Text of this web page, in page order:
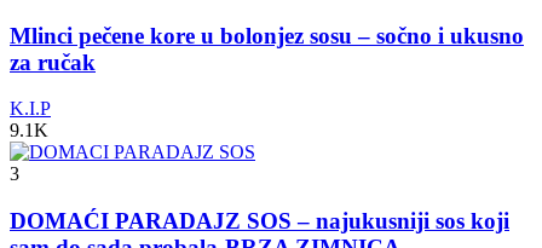
Mlinci pečene kore u bolonjez sosu – sočno i ukusno
za ručak
K.I.P
9.1K
3
DOMAĆI PARADAJZ SOS – najukusniji sos koji